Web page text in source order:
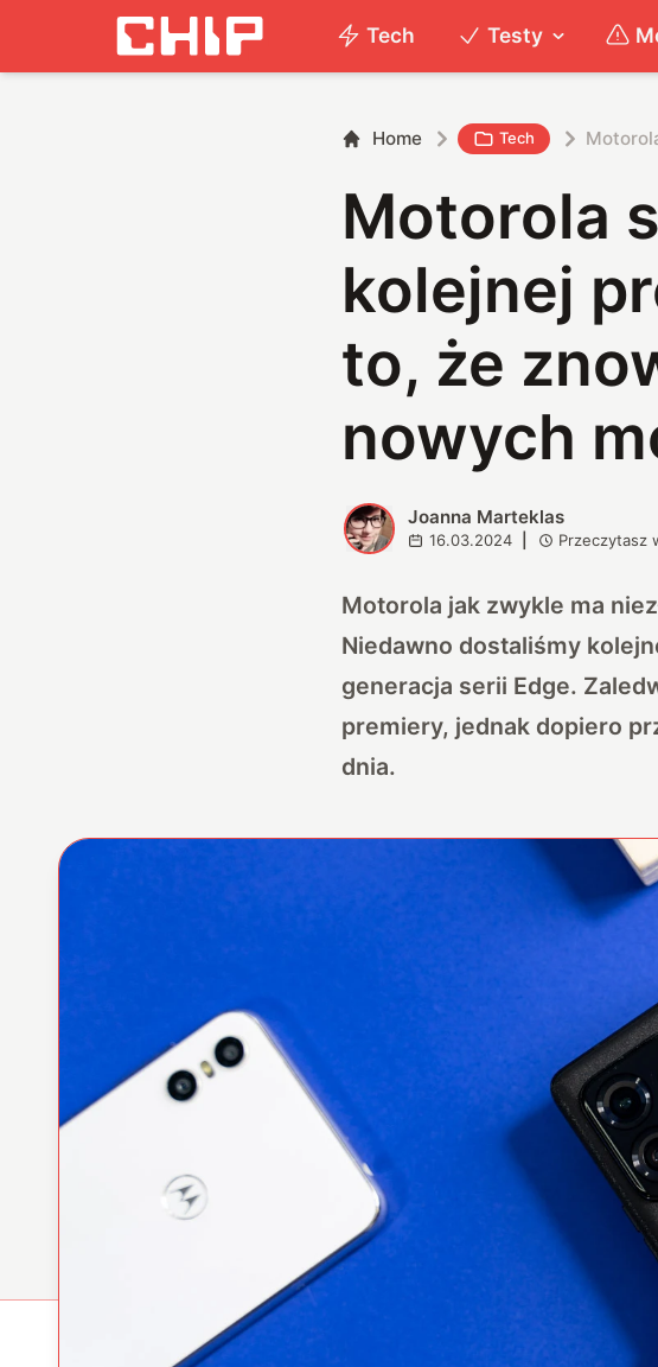
Tech Testy
Home Tech
Motorola
kolejnej
to, że
nowych
J Joanna Marteklas
16.03.2024 Przeczytasz
Motorola jak zwykle ma
Niedawno dostaliśmy
generacja serii Edge.
premiery, jednak dopiero
dnia.